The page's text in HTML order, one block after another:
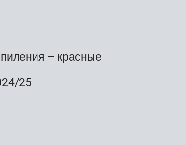
– красные
25